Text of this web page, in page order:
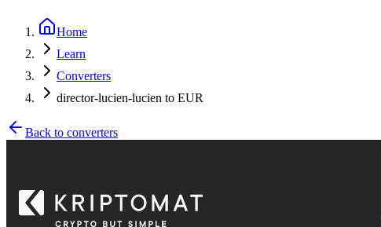
Home
Learn
Converters
director-lucien-lucien to EUR
Back to converters